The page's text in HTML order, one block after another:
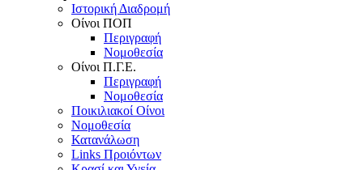
Iστορική Διαδρομή
Oίνοι ΠOΠ
Περιγραφή
Nομοθεσία
Oίνοι Π.Γ.E.
Περιγραφή
Νομοθεσία
Ποικιλιακοί Oίνοι
Nομοθεσία
Κατανάλωση
Links Προιόντων